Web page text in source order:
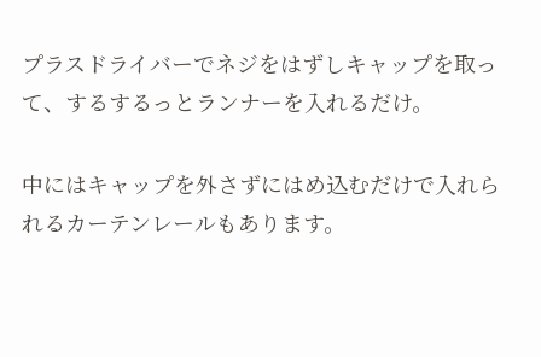
プラスドライバーでネジをはずしキャップを取っ
て、するするっとランナーを入れるだけ。
中にはキャップを外さずにはめ込むだけで入れら
れるカーテンレールもあります。